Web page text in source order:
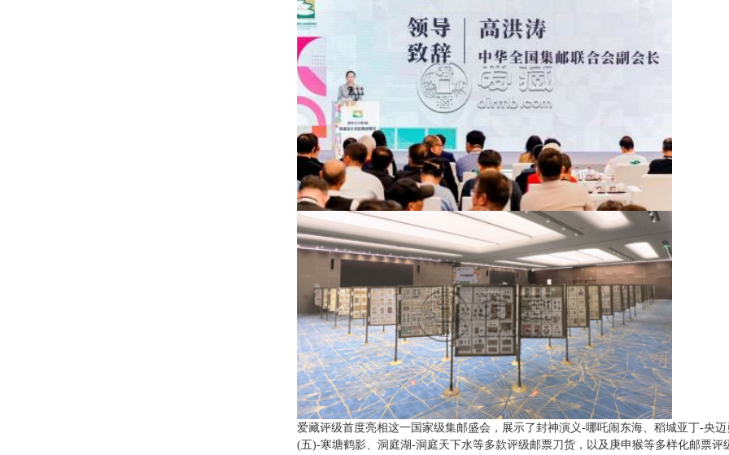
爱藏评级首度亮相这一国家级集邮盛会，展示了封神演义-哪吒闹东海、稻城亚丁-央
(五)-寒塘鹤影、洞庭湖-洞庭天下水等多款评级邮票刀货，以及庚申猴等多样化邮票评